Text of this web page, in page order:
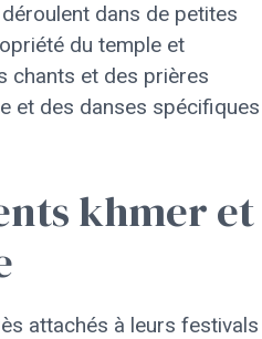
dans de petites
du temple et
chants et des prières
et des danses spécifiques
khmer et
attachés à leurs festivals